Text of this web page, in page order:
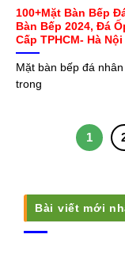
100+Mặt Bàn Bếp
Bàn Bếp 2024, Đá
Cấp TPHCM- Hà Nội
Mặt bàn bếp đá
trong
1
Bài viết mới